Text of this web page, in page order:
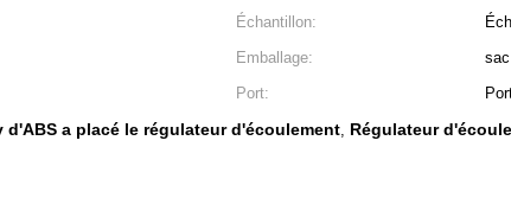
Échantillon:
Emballage:
Port:
d'ABS a placé le régulateur d'écoulement, Régulateur